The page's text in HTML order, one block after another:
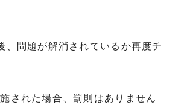
、問題が解消されているか再度チ
された場合、罰則はありません